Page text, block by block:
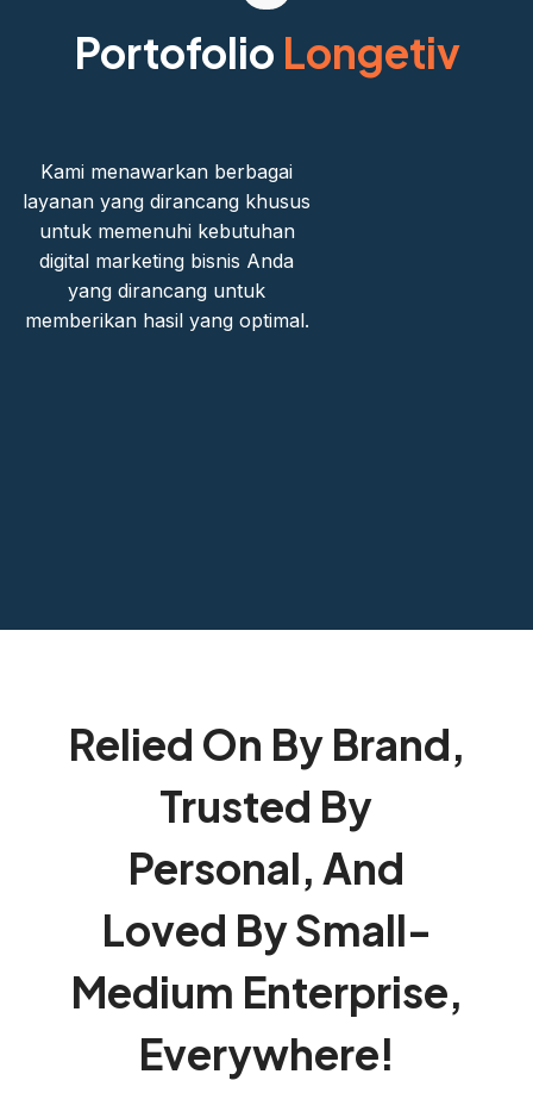
Portofolio Longetiv
Kami menawarkan berbagai
layanan yang dirancang khusus
untuk memenuhi kebutuhan
digital marketing bisnis Anda
yang dirancang untuk
memberikan hasil yang optimal.
Relied On By Brand,
Trusted By
Personal, And
Loved By Small-
Medium Enterprise,
Everywhere!